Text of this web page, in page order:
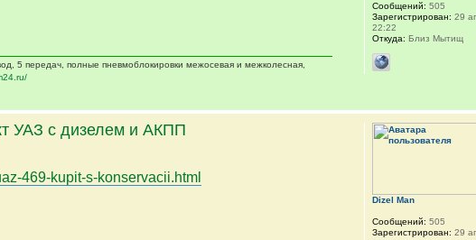
5 передач, полные пневмоблокировки межосевая и межколесная,
Сообщений: 505
Зарегистрирован: 29
22:22
Откуда: Близ Мытищ
УАЗ с дизелем и АКПП
469-kupit-s-konservacii.html
Dizel Man
Сообщений: 505
Зарегистрирован: 29